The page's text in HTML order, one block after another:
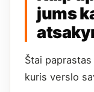
jums
Štai
kuris verslo